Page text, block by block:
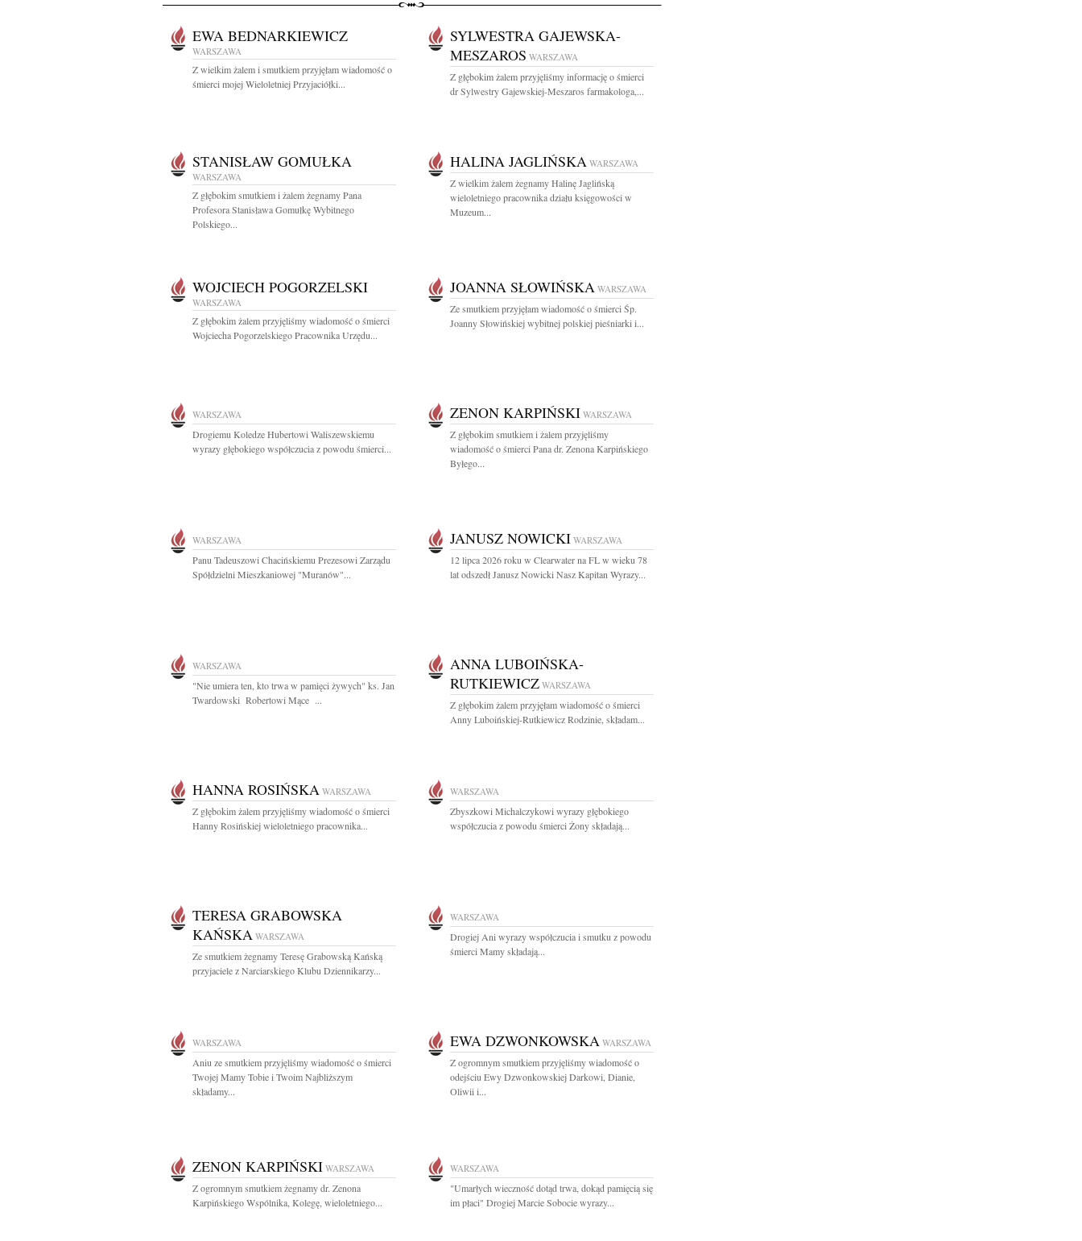
EWA BEDNARKIEWICZ
WARSZAWA
Z wielkim żalem i smutkiem przyjęłam wiadomość o
śmierci mojej Wieloletniej Przyjaciółki...
SYLWESTRA GAJEWSKA-
MESZAROS WARSZAWA
Z głębokim żalem przyjęliśmy informację o śmierci
dr Sylwestry Gajewskiej-Meszaros farmakologa,...
STANISŁAW GOMUŁKA
WARSZAWA
Z głębokim smutkiem i żalem żegnamy Pana
Profesora Stanisława Gomułkę Wybitnego
Polskiego...
HALINA JAGLIŃSKA WARSZAWA
Z wielkim żalem żegnamy Halinę Jaglińską
wieloletniego pracownika działu księgowości w
Muzeum...
WOJCIECH POGORZELSKI
WARSZAWA
Z głębokim żalem przyjęliśmy wiadomość o śmierci
Wojciecha Pogorzelskiego Pracownika Urzędu...
JOANNA SŁOWIŃSKA WARSZAWA
Ze smutkiem przyjęłam wiadomość o śmierci Śp.
Joanny Słowińskiej wybitnej polskiej pieśniarki i...
WARSZAWA
Drogiemu Koledze Hubertowi Waliszewskiemu
wyrazy głębokiego współczucia z powodu śmierci...
ZENON KARPIŃSKI WARSZAWA
Z głębokim smutkiem i żalem przyjęliśmy
wiadomość o śmierci Pana dr. Zenona Karpińskiego
Byłego...
WARSZAWA
Panu Tadeuszowi Chacińskiemu Prezesowi Zarządu
Spółdzielni Mieszkaniowej "Muranów"...
JANUSZ NOWICKI WARSZAWA
12 lipca 2026 roku w Clearwater na FL w wieku 78
lat odszedł Janusz Nowicki Nasz Kapitan Wyrazy...
WARSZAWA
"Nie umiera ten, kto trwa w pamięci żywych" ks. Jan
Twardowski Robertowi Mące ...
ANNA LUBOIŃSKA-
RUTKIEWICZ WARSZAWA
Z głębokim żalem przyjęłam wiadomość o śmierci
Anny Luboińskiej-Rutkiewicz Rodzinie, składam...
HANNA ROSIŃSKA WARSZAWA
Z głębokim żalem przyjęliśmy wiadomość o śmierci
Hanny Rosińskiej wieloletniego pracownika...
WARSZAWA
Zbyszkowi Michalczykowi wyrazy głębokiego
współczucia z powodu śmierci Żony składają...
TERESA GRABOWSKA
KAŃSKA WARSZAWA
Ze smutkiem żegnamy Teresę Grabowską Kańską
przyjaciele z Narciarskiego Klubu Dziennikarzy...
WARSZAWA
Drogiej Ani wyrazy współczucia i smutku z powodu
śmierci Mamy składają...
WARSZAWA
Aniu ze smutkiem przyjęliśmy wiadomość o śmierci
Twojej Mamy Tobie i Twoim Najbliższym
składamy...
EWA DZWONKOWSKA WARSZAWA
Z ogromnym smutkiem przyjęliśmy wiadomość o
odejściu Ewy Dzwonkowskiej Darkowi, Dianie,
Oliwii i...
ZENON KARPIŃSKI WARSZAWA
Z ogromnym smutkiem żegnamy dr. Zenona
Karpińskiego Wspólnika, Kolegę, wieloletniego...
WARSZAWA
"Umarłych wieczność dotąd trwa, dokąd pamięcią się
im płaci" Drogiej Marcie Sobocie wyrazy...